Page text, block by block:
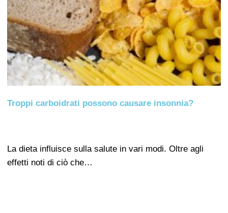
Troppi carboidrati possono causare insonnia?
La dieta influisce sulla salute in vari modi. Oltre agli
effetti noti di ciò che…